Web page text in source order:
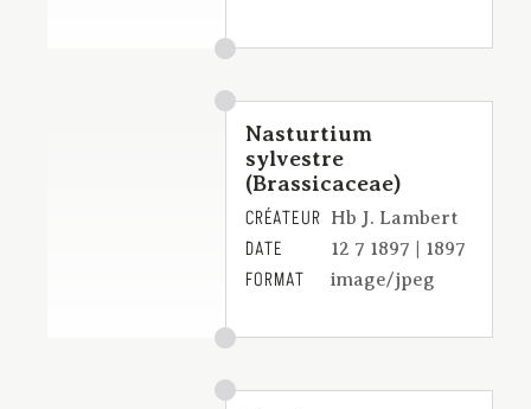
Nasturtium
sylvestre
(Brassicaceae)
CRÉATEUR Hb J. Lambert
DATE 12 7 1897 | 1897
FORMAT image/jpeg